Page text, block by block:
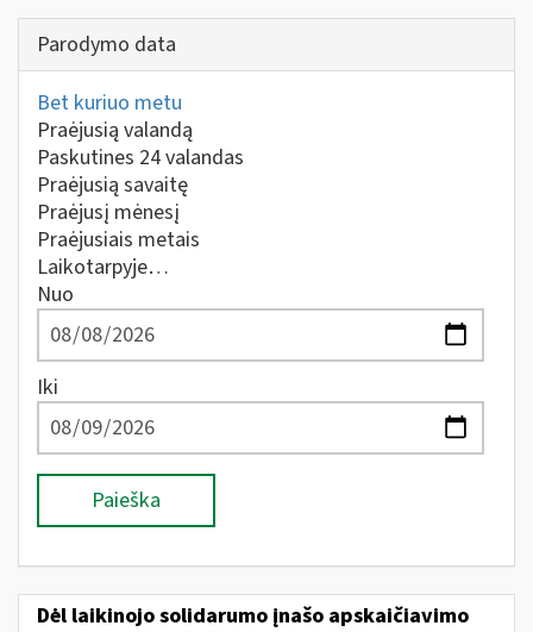
Parodymo data
Bet kuriuo metu
Praėjusią valandą
Paskutines 24 valandas
Praėjusią savaitę
Praėjusį mėnesį
Praėjusiais metais
Laikotarpyje…
Nuo
Iki
Paieška
Dėl laikinojo solidarumo įnašo apskaičiavimo